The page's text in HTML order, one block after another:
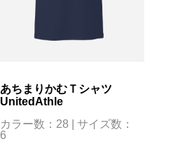
あちまりかむＴシャツ
UnitedAthle
カラー数：28 | サイズ数：
6